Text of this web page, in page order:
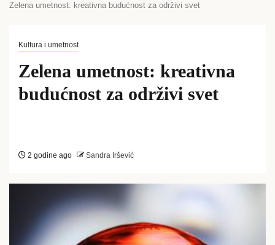
Zelena umetnost: kreativna budućnost za održivi svet
Kultura i umetnost
Zelena umetnost: kreativna
budućnost za održivi svet
2 godine ago Sandra Iršević